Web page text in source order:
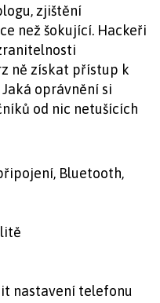
zjištění
než šokující. Hackeři
ně získat přístup k
oprávnění si
od nic netušících
Bluetooth,
nastavení telefonu